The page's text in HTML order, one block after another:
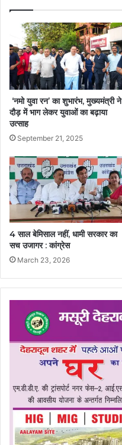
‘नमो युवा रन’ का शुभारंभ, मुख्यमंत्री ने
दौड़ में भाग लेकर युवाओं का बढ़ाया
उत्साह
September 21, 2025
4 साल बेमिसाल नहीं, धामी सरकार का
सच उजागर : कांग्रेस
March 23, 2026